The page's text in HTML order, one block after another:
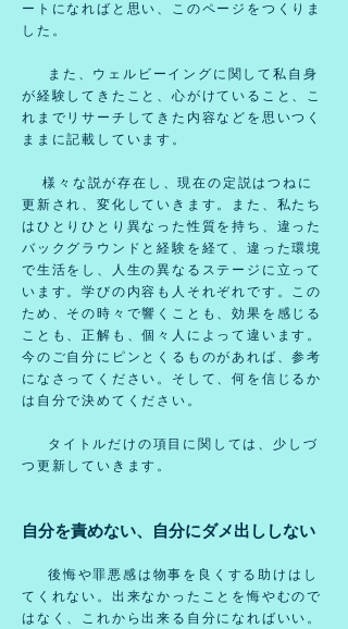
ートになればと思い、このページをつくりま
した。
また、ウェルビーイングに関して私自身
が経験してきたこと、心がけていること、こ
れまでリサーチしてきた内容などを思いつく
ままに記載しています。
様々な説が存在し、現在の定説はつねに
更新され、変化していきます。また、 私たち
はひとりひとり異なった性質を持ち、違った
バックグラウンドと経験を経て、違った環境
で生活をし、人生の異なるステージに立って
います。学びの内容も人それぞれです。この
ため、その時々で響くことも、効果を感じる
ことも、正解も、個々人によって違います。
今のご自分にピンとくるものがあれば、参考
になさってください。そして、何を信じるか
は自分で決めてください。
タイトルだけの項目に関しては、少しづ
つ更新していきます。
自分を責めない、自分にダメ出ししない
後悔や罪悪感は物事を良くする助けはし
てくれない。出来なかったことを悔やむので
はなく、これから出来る自分になればいい。